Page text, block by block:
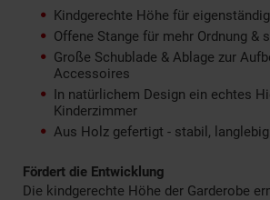
Kindgerechte Höhe für
Offene Stange für mehr Ordnung &
Große Schublade & Ablage zur
Accessoires
In natürlichem Design ein echtes
Kinderzimmer
Aus Holz gefertigt - stabil,
Fördert die Entwicklung
Die kindgerechte Höhe der Garderobe